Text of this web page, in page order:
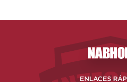
ENLACES